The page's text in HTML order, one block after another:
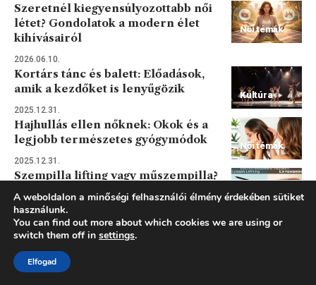
Női témák
Szeretnél kiegyensúlyozottabb női
létet? Gondolatok a modern élet
kihívásairól
2026.06.10.
Kultúra
Kortárs tánc és balett: Előadások,
amik a kezdőket is lenyűgözik
2025.12.31.
Női témák
Hajhullás ellen nőknek: Okok és a
legjobb természetes gyógymódok
2025.12.31.
Női témák
Szempilla lifting vagy műszempilla?
Melyiket válaszd?
2025.12.31.
Szobanövények kezdőknek: 5
növény, amit lehetetlen kipusztítani
2025.12.31.
Az LH teszt működési elve és a
A weboldalon a minőségi felhasználói élmény érdekében sütiket
használunk.
You can find out more about which cookies we are using or
switch them off in settings.
Elfogad